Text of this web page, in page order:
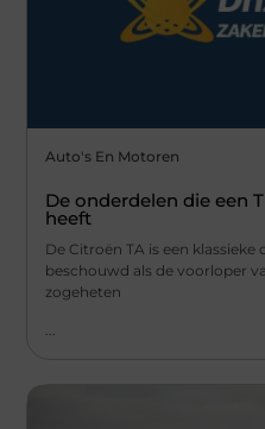
Auto's En Motoren
De onderdelen die een
heeft
De Citroën TA is een
beschouwd als de voorloper
zogeheten
...